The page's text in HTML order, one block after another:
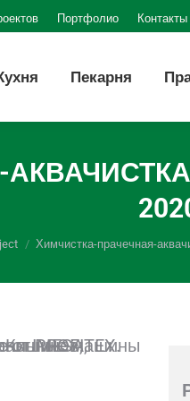
Портфолио Контакты
Пекарня
Химчистка-прачечная-